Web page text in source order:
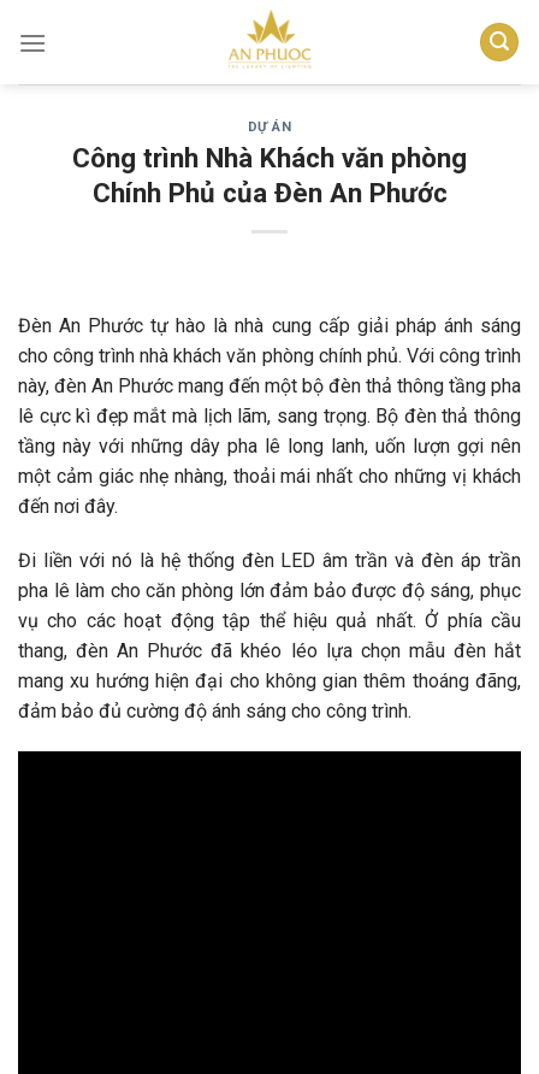
DỰ ÁN
Công trình Nhà Khách văn phòng
Chính Phủ của Đèn An Phước
Đèn An Phước tự hào là nhà cung cấp giải pháp ánh sáng
cho công trình nhà khách văn phòng chính phủ. Với công trình
này, đèn An Phước mang đến một bộ đèn thả thông tầng pha
lê cực kì đẹp mắt mà lịch lãm, sang trọng. Bộ đèn thả thông
tầng này với những dây pha lê long lanh, uốn lượn gợi nên
một cảm giác nhẹ nhàng, thoải mái nhất cho những vị khách
đến nơi đây.
Đi liền với nó là hệ thống đèn LED âm trần và đèn áp trần
pha lê làm cho căn phòng lớn đảm bảo được độ sáng, phục
vụ cho các hoạt động tập thể hiệu quả nhất. Ở phía cầu
thang, đèn An Phước đã khéo léo lựa chọn mẫu đèn hắt
mang xu hướng hiện đại cho không gian thêm thoáng đãng,
đảm bảo đủ cường độ ánh sáng cho công trình.